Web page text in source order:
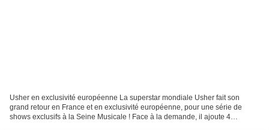
Usher en exclusivité européenne La superstar mondiale Usher fait son
grand retour en France et en exclusivité européenne, pour une série de
shows exclusifs à la Seine Musicale ! Face à la demande, il ajoute 4